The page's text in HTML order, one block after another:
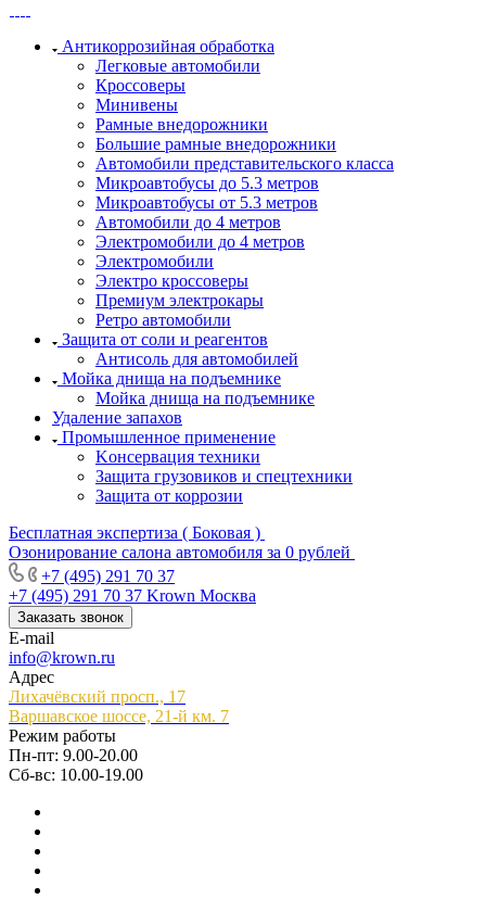
Антикоррозийная обработка
Легковые автомобили
Кроссоверы
Минивены
Рамные внедорожники
Большие рамные внедорожники
Автомобили представительского класса
Микроавтобусы до 5.3 метров
Микроавтобусы от 5.3 метров
Автомобили до 4 метров
Электромобили до 4 метров
Электромобили
Электро кроссоверы
Премиум электрокары
Ретро автомобили
Защита от соли и реагентов
Антисоль для автомобилей
Мойка днища на подъемнике
Мойка днища на подъемнике
Удаление запахов
Промышленное применение
Kонсервация техники
Защита грузовиков и спецтехники
Защита от коррозии
Бесплатная экспертиза ( Боковая )
Озонирование салона автомобиля за 0 рублей
+7 (495) 291 70 37
+7 (495) 291 70 37 Krown Москва
Заказать звонок
E-mail
info@krown.ru
Адрес
Лихачёвский просп., 17
Варшавское шоссе, 21-й км. 7
Режим работы
Пн-пт: 9.00-20.00
Сб-вс: 10.00-19.00